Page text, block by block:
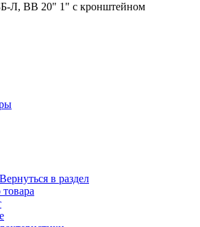
Л, ВВ 20" 1" с кронштейном